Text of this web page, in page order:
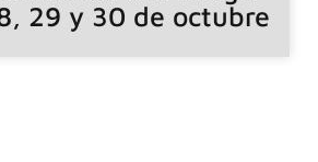
29 y 30 de octubre